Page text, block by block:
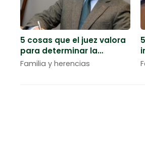
5 cosas que el juez valora
para determinar la
custodia de los hijos
Familia y herencias